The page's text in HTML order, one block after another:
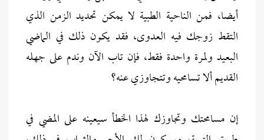
أيضا، فمن الناحية الطبية لا يمكن تحديد الزمن الذي
التقط زوجك فيه العدوى، فقد يكون ذلك في الماضي
البعيد ولمرة واحدة فقط، فإن تاب الآن وندم على جهله
القديم ألا تسامحيه وتتجاوزي عنه؟
إن مسامحتك وتجاوزك لهذا الخطأ سيعينه على المضي في